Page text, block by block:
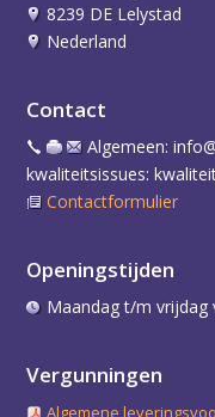
8239 DE Lelystad
Nederland
Contact
Algemeen:
kwaliteitsissues:
Contactformulier
Openingstijden
Maandag t/m vrijdag
Vergunningen
Algemene